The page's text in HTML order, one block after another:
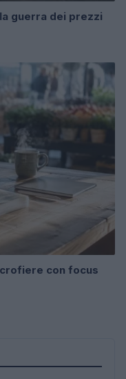
guerra dei prezzi
con focus